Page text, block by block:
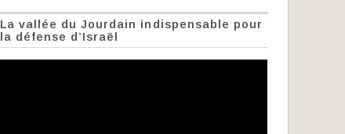
La vallée du Jourdain indispensable pour
la défense d’Israël